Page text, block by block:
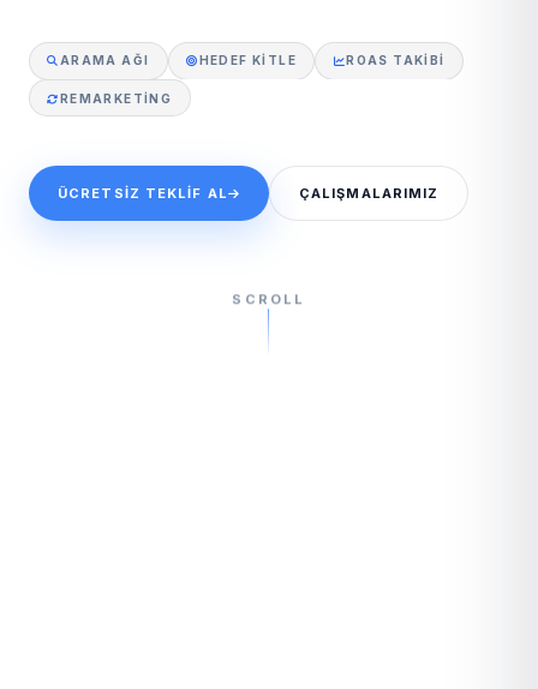
ARAMA AĞI HEDEF KITLE ROAS TAKIBI
REMARKETING
ÜCRETSIZ TEKLIF AL ÇALIŞMALARIMIZ
SCROLL